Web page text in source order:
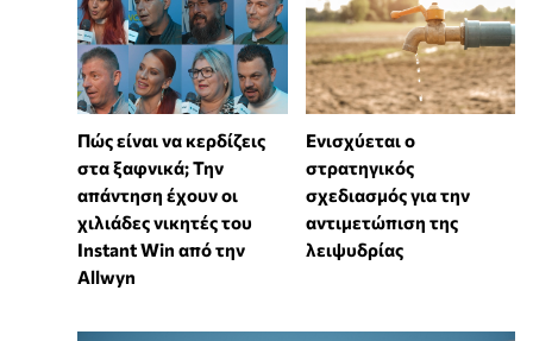
Πώς είναι να κερδίζεις
στα ξαφνικά; Την
απάντηση έχουν οι
χιλιάδες νικητές του
Instant Win από την
Allwyn
Ενισχύεται ο
στρατηγικός
σχεδιασμός για την
αντιμετώπιση της
λειψυδρίας